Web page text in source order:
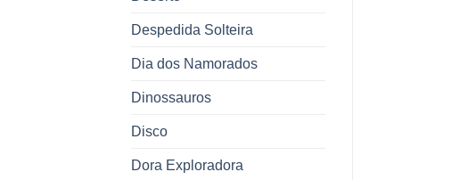
Despedida Solteira
Dia dos Namorados
Dinossauros
Disco
Dora Exploradora